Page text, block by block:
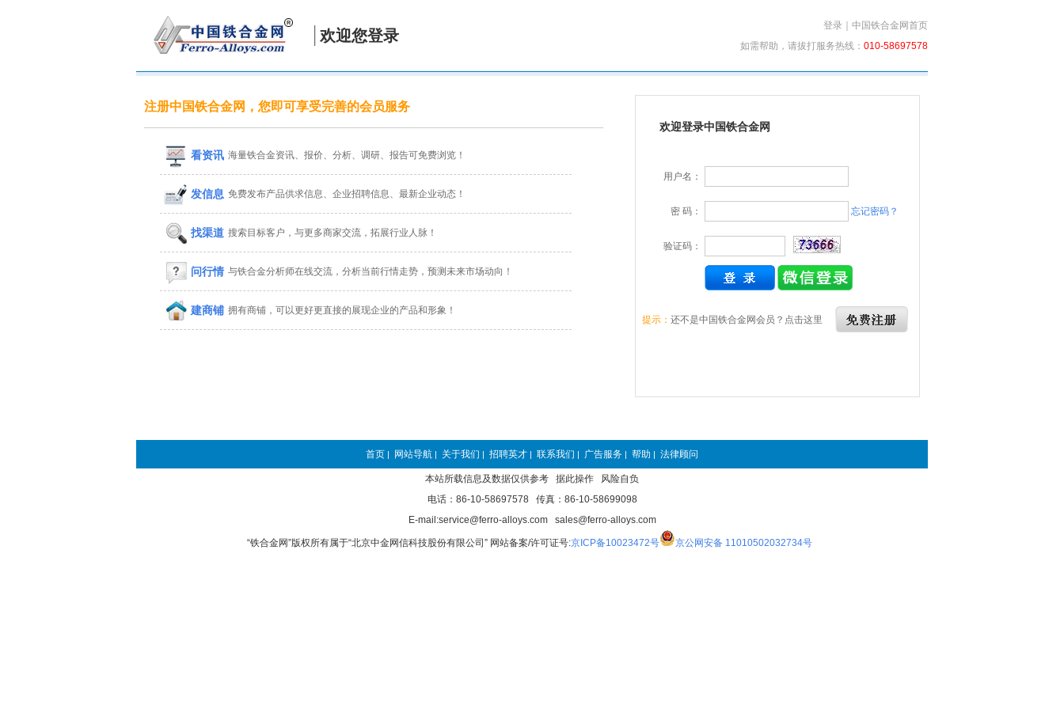
欢迎您登录
登录
中国铁合金网首页
如需帮助，请拔打服务热线： 010-58697578
注册中国铁合金网，您即可享受完善的会员服务
看资讯 海量铁合金资讯、报价、分析、调研、报告可免费浏览！
发信息 免费发布产品供求信息、企业招聘信息、最新企业动态！
找渠道 搜索目标客户，与更多商家交流，拓展行业人脉！
问行情 与铁合金分析师在线交流，分析当前行情走势，预测未来市场动向！
建商铺 拥有商铺，可以更好更直接的展现企业的产品和形象！
欢迎登录中国铁合金网
用户名：
密 码： 忘记密码？
验证码：
提示： 还不是中国铁合金网会员？点击这里
首页 | 网站导航 | 关于我们 | 招聘英才 | 联系我们 | 广告服务 | 帮助 | 法律顾问
本站所载信息及数据仅供参考 据此操作 风险自负
电话：86-10-58697578 传真：86-10-58699098
E-mail:service@ferro-alloys.com sales@ferro-alloys.com
“铁合金网”版权所有属于“北京中金网信科技股份有限公司” 网站备案/许可证号:京ICP备10023472号 京公网安备 11010502032734号